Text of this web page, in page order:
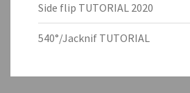
Side flip TUTORIAL 2020
540°/Jacknif TUTORIAL